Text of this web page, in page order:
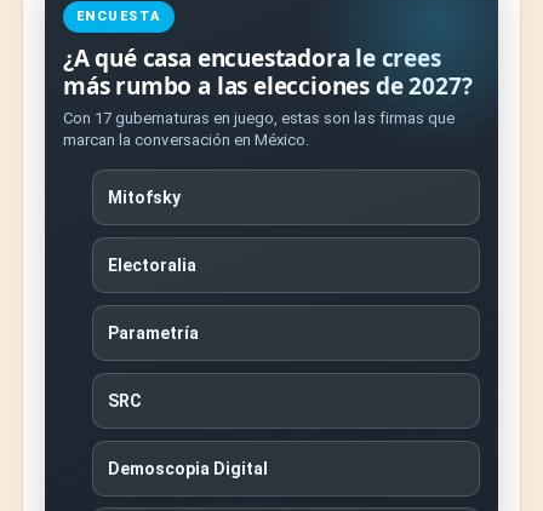
ENCUESTA
¿A qué casa encuestadora le crees
más rumbo a las elecciones de 2027?
Con 17 gubernaturas en juego, estas son las firmas que
marcan la conversación en México.
Mitofsky
Electoralia
Parametría
SRC
Demoscopia Digital